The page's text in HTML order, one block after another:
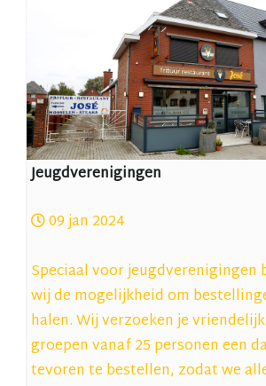
Jeugdverenigingen
09 jan 2024
Speciaal voor jeugdverenigingen
wij de mogelijkheid om
halen. Wij verzoeken je
groepen vanaf 25 personen een
tevoren te bestellen, zodat we